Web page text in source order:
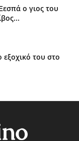
ο γιος του
του στο